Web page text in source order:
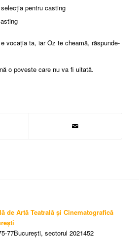
pentru casting
vocația ta, iar Oz te cheamă, răspunde-
o poveste care nu va fi uitată.
de Artă Teatrală și Cinematografică
77București, sectorul 2021452